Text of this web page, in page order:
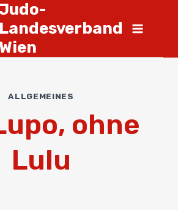
Landesverband
Wien
ALLGEMEINES
ohne
Lulu